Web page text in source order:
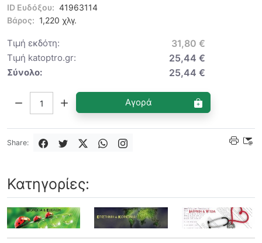
ID Ευδόξου: 41963114
Βάρος: 1,220 χλγ.
Τιμή εκδότη: 31,80 €
Τιμή katoptro.gr: 25,44 €
Σύνολο: 25,44 €
Αγορά
Share:
Κατηγορίες: